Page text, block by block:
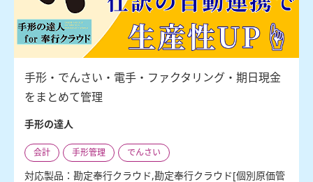
手形・でんさい・電手・ファクタリング・期日現金
をまとめて管理
手形の達人
会計 手形管理 でんさい
対応製品：勘定奉行クラウド,勘定奉行クラウド[個別原価管